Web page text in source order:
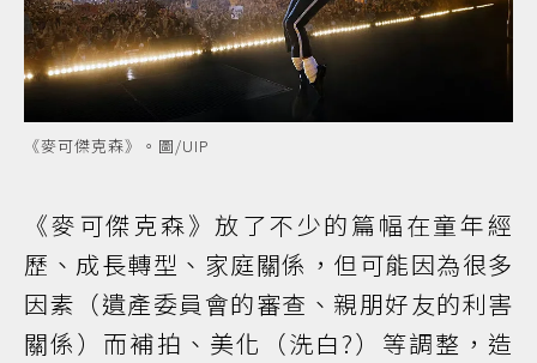
《麥可傑克森》。圖/UIP
《麥可傑克森》放了不少的篇幅在童年經
歷、成長轉型、家庭關係，但可能因為很多
因素（遺產委員會的審查、親朋好友的利害
關係）而補拍、美化（洗白?）等調整，造